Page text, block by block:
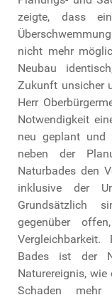
zeigte, dass
nicht mehr
Neubau
Zukunft unsicher
Herr
Notwendigkeit
neu geplant und
neben der
Naturbades den
inklusive der
Grundsätzlich
gegenüber
Bades ist der
Naturereignis,
Schaden